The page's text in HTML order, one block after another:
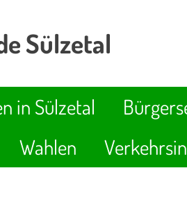
Sülzetal
in Sülzetal
Wahlen